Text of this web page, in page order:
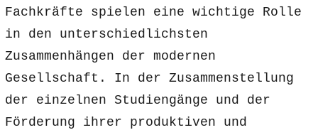
Fachkräfte spielen eine wichtige Rolle
in den unterschiedlichsten
Zusammenhängen der modernen
Gesellschaft. In der Zusammenstellung
der einzelnen Studiengänge und der
Förderung ihrer produktiven und